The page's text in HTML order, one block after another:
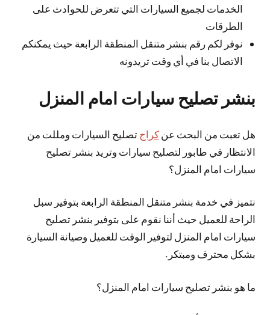
الخدمات لجميع السيارات التي تتعرض للحوادث على
الطرقات
نوفر لكم رقم بنشر متنقل المنطقة الرابعة حيث يمكنكم
الاتصال بنا في أي وقت تريدونه
بنشر تصليح سيارات امام المنزل
هل تعبت من البحث عن كراج تصليح السيارات ومللت من
الانتظار في طابور لتصليح سيارات وتريد بنشر تصليح
سيارات امام المنزل؟
نتميز في خدمة بنشر متنقل المنطقة الرابعة بتوفير سبل
الراحة للعميل حيث أننا نقوم على بتوفير بنشر تصليح
سيارات امام المنزل لتوفير الوقت للعميل وصيانة السيارة
بشكل محترف ومبتكر.
ما هو بنشر تصليح سيارات امام المنزل؟